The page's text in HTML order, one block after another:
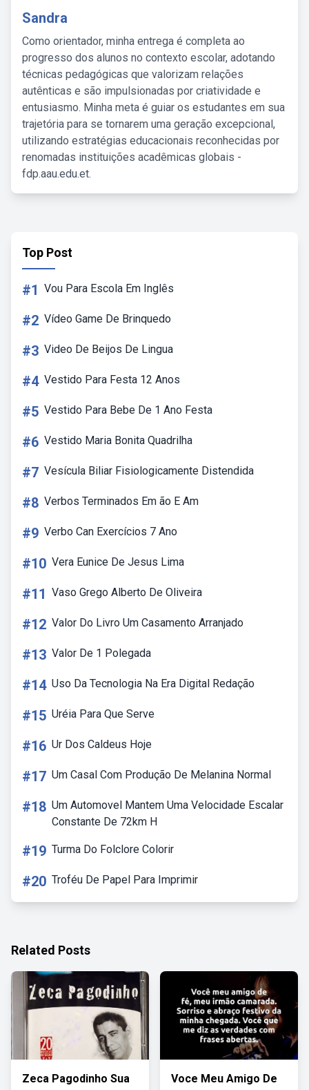
Sandra
Como orientador, minha entrega é completa ao
progresso dos alunos no contexto escolar, adotando
técnicas pedagógicas que valorizam relações
autênticas e são impulsionadas por criatividade e
entusiasmo. Minha meta é guiar os estudantes em sua
trajetória para se tornarem uma geração excepcional,
utilizando estratégias educacionais reconhecidas por
renomadas instituições acadêmicas globais -
fdp.aau.edu.et.
Top Post
#1 Vou Para Escola Em Inglês
#2 Vídeo Game De Brinquedo
#3 Video De Beijos De Lingua
#4 Vestido Para Festa 12 Anos
#5 Vestido Para Bebe De 1 Ano Festa
#6 Vestido Maria Bonita Quadrilha
#7 Vesícula Biliar Fisiologicamente Distendida
#8 Verbos Terminados Em ão E Am
#9 Verbo Can Exercícios 7 Ano
#10 Vera Eunice De Jesus Lima
#11 Vaso Grego Alberto De Oliveira
#12 Valor Do Livro Um Casamento Arranjado
#13 Valor De 1 Polegada
#14 Uso Da Tecnologia Na Era Digital Redação
#15 Uréia Para Que Serve
#16 Ur Dos Caldeus Hoje
#17 Um Casal Com Produção De Melanina Normal
#18 Um Automovel Mantem Uma Velocidade Escalar
Constante De 72km H
#19 Turma Do Folclore Colorir
#20 Troféu De Papel Para Imprimir
Related Posts
Zeca Pagodinho Sua
Voce Meu Amigo De